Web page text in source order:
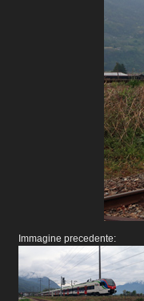
Immagine precedente: